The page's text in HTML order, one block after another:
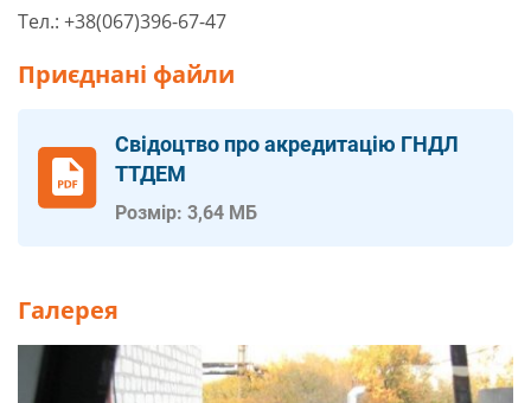
Тел.: +38(067)396-67-47
Приєднані файли
Свідоцтво про акредитацію ГНДЛ
ТТДЕМ
Розмір: 3,64 МБ
Галерея